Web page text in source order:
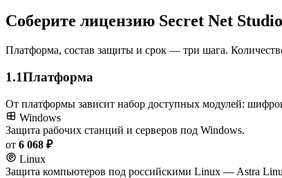
Соберите лицензию Secret Net Studio
Платформа, состав защиты и срок — три шага.
1.1Платформа
От платформы зависит набор доступных модулей:
Windows
Защита рабочих станций и серверов под Windows.
от 6 068 ₽
Linux
Защита компьютеров под российскими Linux — Astra